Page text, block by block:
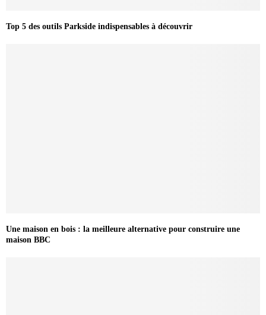
Top 5 des outils Parkside indispensables à découvrir
Une maison en bois : la meilleure alternative pour construire une
maison BBC